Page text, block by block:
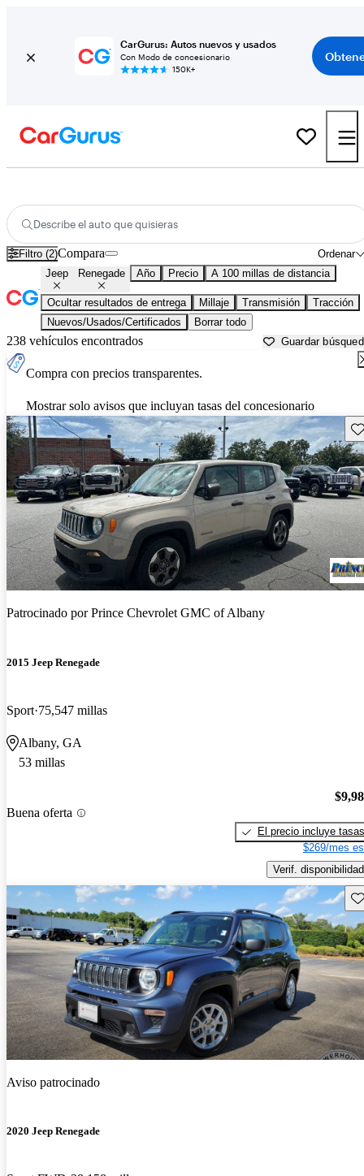
CarGurus: Autos nuevos y usados
Con Modo de concesionario
150K+
Describe el auto que quisieras
Filtro (2) Ordenar
Compara
Jeep Renegade Año Precio A 100 millas de distancia
Ocultar resultados de entrega Millaje Transmisión
Tracción
Nuevos/Usados/Certificados
Borrar todo
238 vehículos encontrados Guardar
Compra con precios transparentes.
Mostrar solo avisos que incluyan tasas del concesionario
Patrocinado porPrince Chevrolet GMC of Albany
2015 Jeep Renegade
Sport 75,547 millas
Albany, GA
53 millas
Buena oferta
El precio incluye tasas
$269/mes
Verif. disponibilidad
Aviso patrocinado
2020 Jeep Renegade